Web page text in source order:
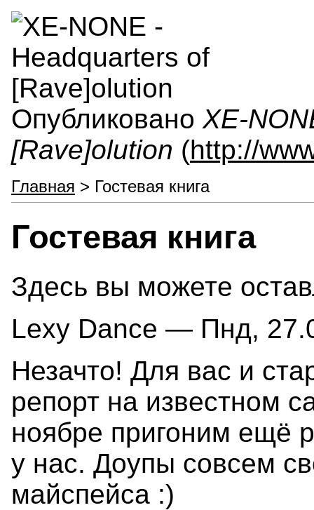
Опубликовано XE-
[Rave]olution (http://
Главная > Гостевая книга
Гостевая книга
Здесь вы можете
Lexy Dance — Пнд,
Незачто! Для вас и
репорт на известном
ноябре пригоним ещё
у нас. Доупы совсем
майспейса :)